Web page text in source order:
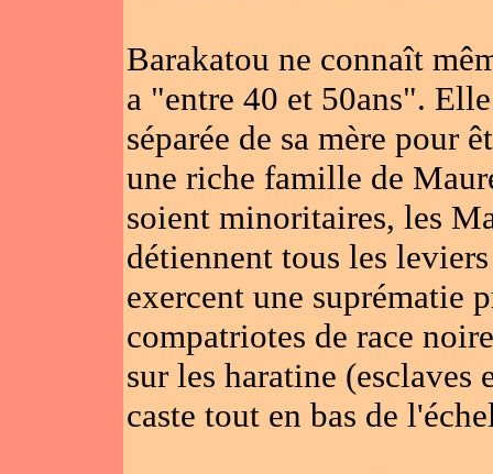
Barakatou ne connaît
a "entre 40 et 50ans".
séparée de sa mère pour
une riche famille de
soient minoritaires, les
détiennent tous les
exercent une suprématie
compatriotes de race
sur les haratine (esclaves
caste tout en bas de